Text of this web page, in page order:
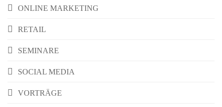
ONLINE MARKETING
RETAIL
SEMINARE
SOCIAL MEDIA
VORTRÄGE